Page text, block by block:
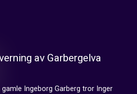
av Garbergelva
Ingeborg Garberg tror Inger